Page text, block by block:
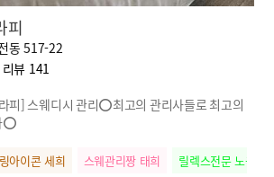
피
동 517-22
리뷰 141
피] 스웨디시 관리⭕최고의 관리사들로 최고의
⭕
아이콘 세희 스웨관리짱 태희 릴렉스전문 노을